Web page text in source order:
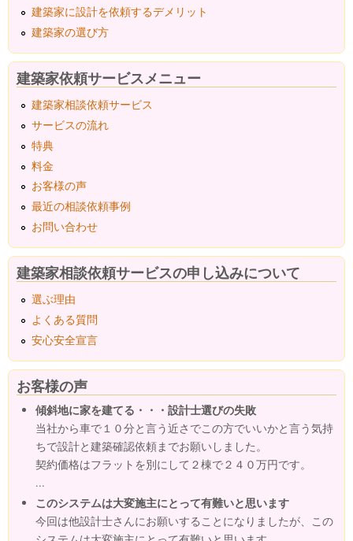
建築家に設計を依頼するデメリット
建築家の選び方
建築家依頼サービスメニュー
建築家相談依頼サービス
サービスの流れ
特典
料金
お客様の声
最近の相談依頼事例
お問い合わせ
建築家相談依頼サービスの申し込みについて
選ぶ理由
よくある質問
安心安全宣言
お客様の声
傾斜地に家を建てる・・・設計士選びの失敗
当社から車で１０分と言う近さでこの方でいいかと言う気持
ちで設計と建築確認依頼までお願いしました。
契約価格はフラットを別にして２棟で２４０万円です。
...
このシステムは大変施主にとって有難いと思います
今回は他設計士さんにお願いすることになりましたが、この